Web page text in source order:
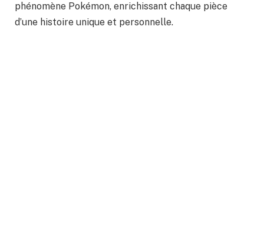
phénomène Pokémon, enrichissant chaque pièce
d’une histoire unique et personnelle.